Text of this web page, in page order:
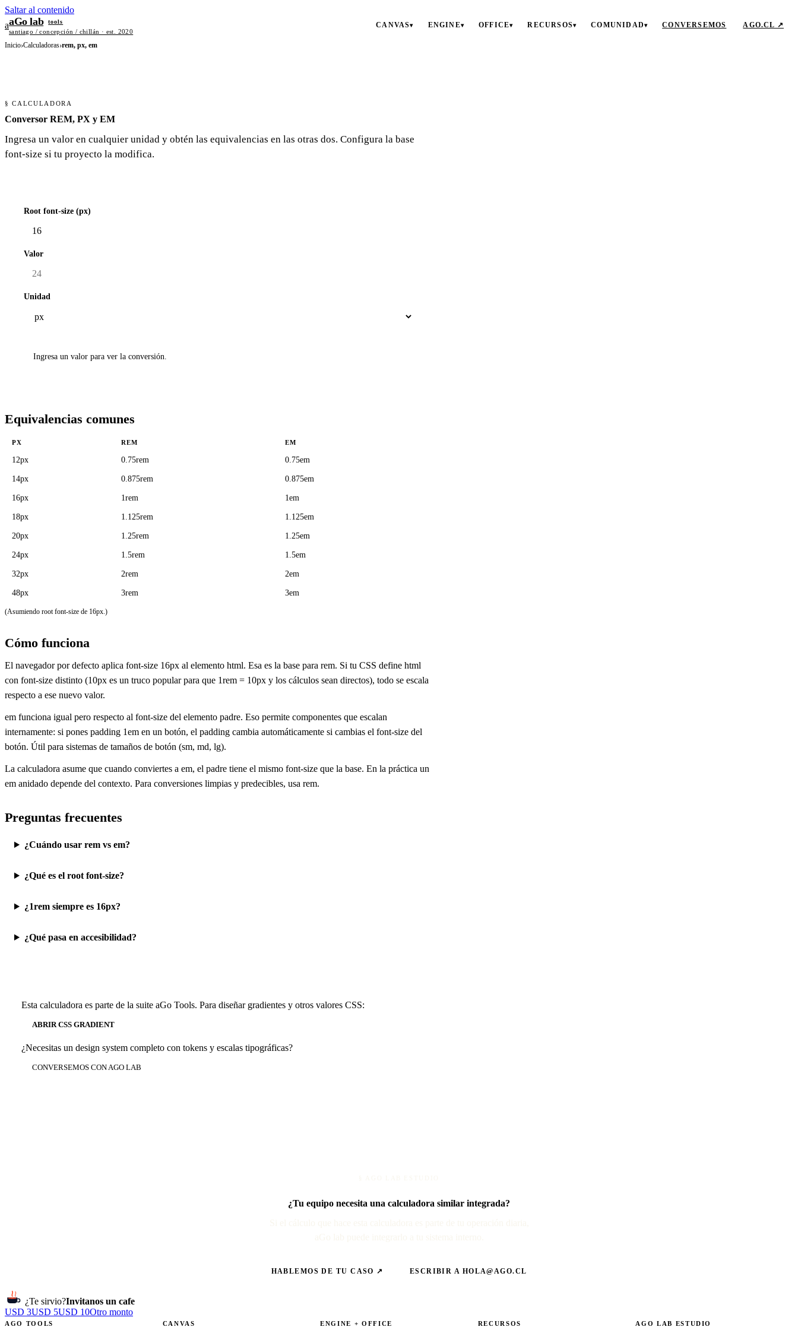
Saltar al contenido
aaGo lab tools
santiago / concepción / chillán · est. 2020
CANVAS▾ ENGINE▾ OFFICE▾ RECURSOS▾ COMUNIDAD▾ CONVERSEMOS AGO.CL ↗
Inicio›Calculadoras›rem, px, em
§ CALCULADORA
Conversor REM, PX y EM
Ingresa un valor en cualquier unidad y obtén las equivalencias en las otras dos. Configura la base
font-size si tu proyecto la modifica.
Root font-size (px)
Valor
Unidad
Ingresa un valor para ver la conversión.
Equivalencias comunes
PX REM EM
12px 0.75rem 0.75em
14px 0.875rem 0.875em
16px 1rem 1em
18px 1.125rem 1.125em
20px 1.25rem 1.25em
24px 1.5rem 1.5em
32px 2rem 2em
48px 3rem 3em
(Asumiendo root font-size de 16px.)
Cómo funciona
El navegador por defecto aplica font-size 16px al elemento html. Esa es la base para rem. Si tu CSS define html
con font-size distinto (10px es un truco popular para que 1rem = 10px y los cálculos sean directos), todo se escala
respecto a ese nuevo valor.
em funciona igual pero respecto al font-size del elemento padre. Eso permite componentes que escalan
internamente: si pones padding 1em en un botón, el padding cambia automáticamente si cambias el font-size del
botón. Útil para sistemas de tamaños de botón (sm, md, lg).
La calculadora asume que cuando conviertes a em, el padre tiene el mismo font-size que la base. En la práctica un
em anidado depende del contexto. Para conversiones limpias y predecibles, usa rem.
Preguntas frecuentes
¿Cuándo usar rem vs em?
¿Qué es el root font-size?
¿1rem siempre es 16px?
¿Qué pasa en accesibilidad?
Esta calculadora es parte de la suite aGo Tools. Para diseñar gradientes y otros valores CSS:
ABRIR CSS GRADIENT
¿Necesitas un design system completo con tokens y escalas tipográficas?
CONVERSEMOS CON AGO LAB
¿Tu equipo necesita una calculadora similar integrada?
HABLEMOS DE TU CASO ↗ ESCRIBIR A HOLA@AGO.CL
¿Te sirvio?Invitanos un cafe
USD 3USD 5USD 10Otro monto
AGO TOOLS CANVAS ENGINE + OFFICE RECURSOS AGO LAB ESTUDIO